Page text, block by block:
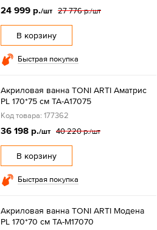
24 999 р./шт 27 776 р./шт
В корзину
Быстрая покупка
Акриловая ванна TONI ARTI Аматрис
PL 170*75 см TA-A17075
Код товара: 177362
36 198 р./шт 40 220 р./шт
В корзину
Быстрая покупка
Акриловая ванна TONI ARTI Модена
PL 170*70 см TA-M17070